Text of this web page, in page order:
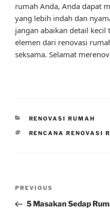
rumah Anda, Anda dapat
yang lebih indah dan
jangan abaikan detail kecil
elemen dari renovasi
seksama. Selamat
CATEGORIES
RENOVASI RUMAH
TAGS
RENCANA RENOVASI
Previous
Post
PREVIOUS
5 Masakan Sedap